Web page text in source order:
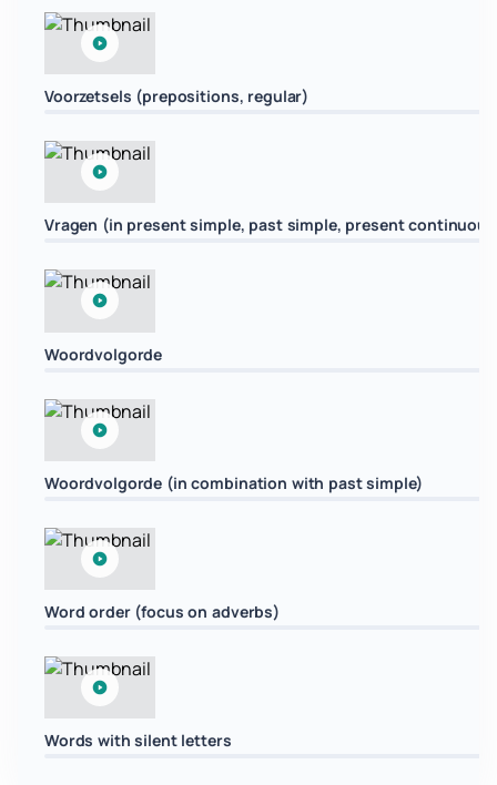
Voorzetsels (prepositions, regular)
Vragen (in present simple, past simple, present
Woordvolgorde
Woordvolgorde (in combination with past simple)
Word order (focus on adverbs)
Words with silent letters